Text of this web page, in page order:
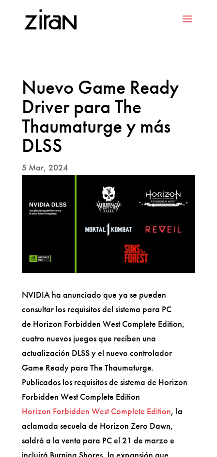
Nuevo Game Ready
Driver para The
Thaumaturge y más
DLSS
5 Mar, 2024
NVIDIA ha anunciado que ya se pueden
consultar los requisitos del sistema para PC
de Horizon Forbidden West Complete Edition,
cuatro nuevos juegos que reciben una
actualización DLSS y el nuevo controlador
Game Ready para The Thaumaturge.
Publicados los requisitos de sistema de Horizon
Forbidden West Complete Edition
Horizon Forbidden West Complete Edition, la
aclamada secuela de Horizon Zero Dawn,
saldrá a la venta para PC el 21 de marzo e
incluirá Burning Shores, la expansión que